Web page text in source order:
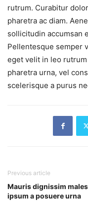
rutrum. Curabitur
pharetra ac diam.
sollicitudin accumsan
Pellentesque semper
eget velit in leo
pharetra urna, vel
scelerisque a purus
Previous article
Mauris dignissim
ipsum a posuere urna